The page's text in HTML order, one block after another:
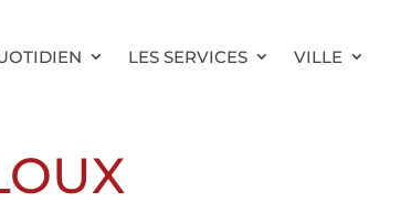
LES SERVICES VILLE